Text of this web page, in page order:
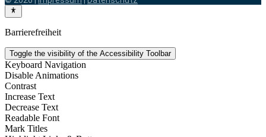
Barrierefreiheit
Toggle the visibility of the Accessibility Toolbar
Keyboard Navigation
Disable Animations
Contrast
Increase Text
Decrease Text
Readable Font
Mark Titles